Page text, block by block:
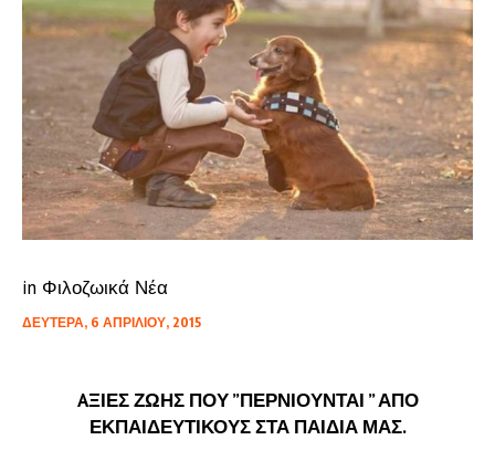
in Φιλοζωικά Νέα
ΔΕΥΤΈΡΑ, 6 ΑΠΡΙΛΊΟΥ, 2015
AΞΙΕΣ ΖΩΗΣ ΠΟΥ ”ΠΕΡΝΙΟΥΝΤΑΙ ” ΑΠΟ
ΕΚΠΑΙΔΕΥΤΙΚΟΥΣ ΣΤΑ ΠΑΙΔΙΑ ΜΑΣ.